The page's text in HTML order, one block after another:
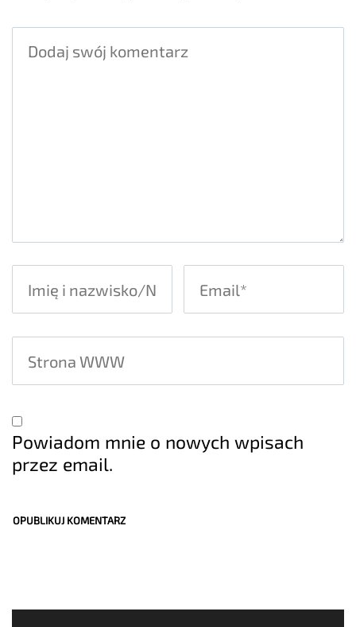
Powiadom mnie o nowych wpisach
przez email.